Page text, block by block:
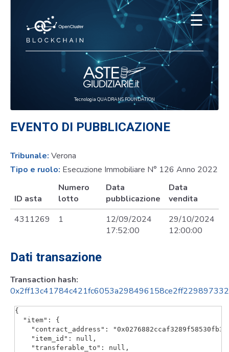
Tecnologia QUADRANS FOUNDATION
☰
EVENTO DI PUBBLICAZIONE
Tribunale: Verona
Tipo e ruolo: Esecuzione Immobiliare N° 126 Anno 2022
ID asta
Numero
lotto
Data
pubblicazione
Data
vendita
4311269
1
12/09/2024
17:52:00
29/10/2024
12:00:00
Dati transazione
Transaction hash:
{
  "item": {
"contract_address":
    "item_id": null,
    "transferable_to": null,